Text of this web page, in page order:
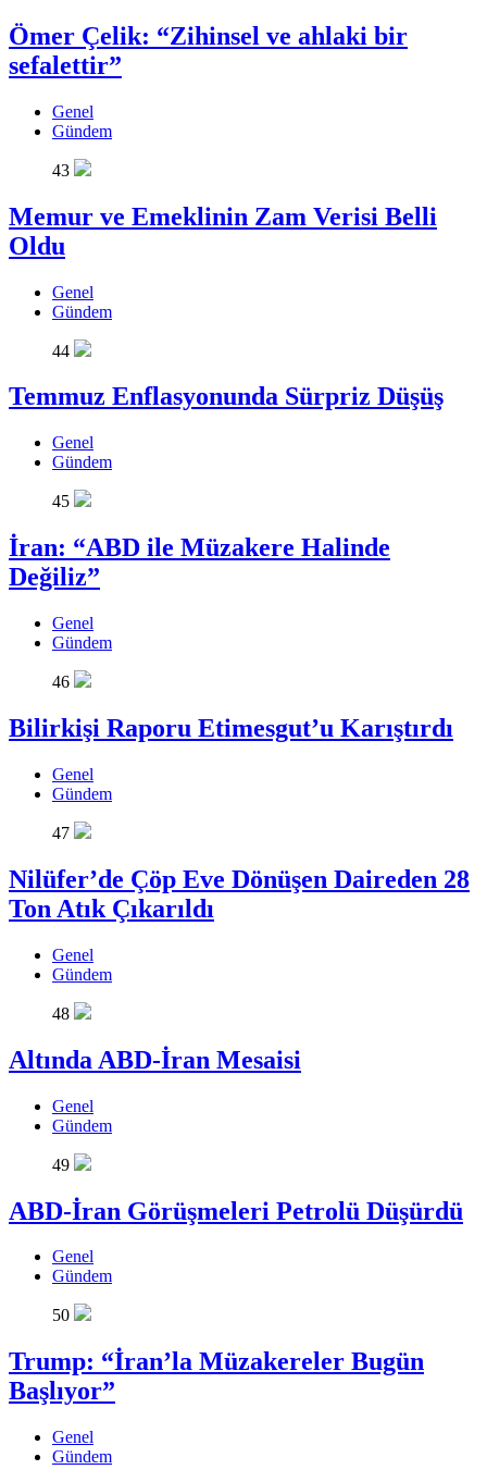
Ömer Çelik: “Zihinsel ve ahlaki bir
sefalettir”
Genel
Gündem
43
Memur ve Emeklinin Zam Verisi Belli
Oldu
Genel
Gündem
44
Temmuz Enflasyonunda Sürpriz Düşüş
Genel
Gündem
45
İran: “ABD ile Müzakere Halinde
Değiliz”
Genel
Gündem
46
Bilirkişi Raporu Etimesgut’u Karıştırdı
Genel
Gündem
47
Nilüfer’de Çöp Eve Dönüşen Daireden 28
Ton Atık Çıkarıldı
Genel
Gündem
48
Altında ABD-İran Mesaisi
Genel
Gündem
49
ABD-İran Görüşmeleri Petrolü Düşürdü
Genel
Gündem
50
Trump: “İran’la Müzakereler Bugün
Başlıyor”
Genel
Gündem